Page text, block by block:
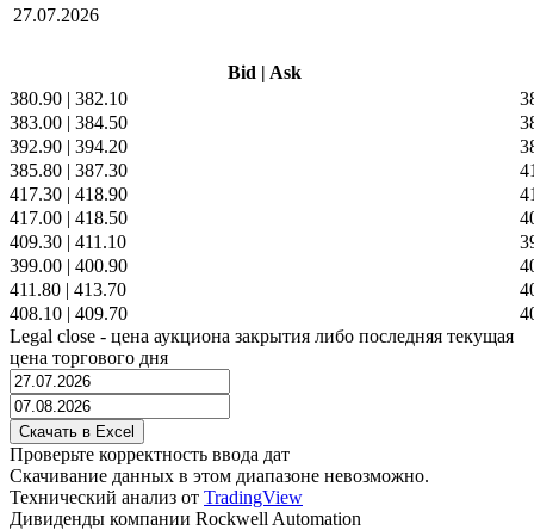
27.07.2026
Bid | Ask
380.90 | 382.10
383.00 | 384.50
392.90 | 394.20
385.80 | 387.30
417.30 | 418.90
417.00 | 418.50
409.30 | 411.10
399.00 | 400.90
411.80 | 413.70
408.10 | 409.70
Legal close - цена аукциона закрытия либо последняя текущая
цена торгового дня
Проверьте корректность ввода дат
Скачивание данных в этом диапазоне невозможно.
Технический анализ от TradingView
Дивиденды компании Rockwell Automation